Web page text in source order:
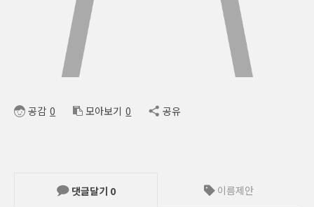
공감 0 모아보기 0 공유
댓글달기 0 이름제안